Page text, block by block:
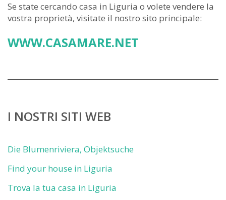
Se state cercando casa in Liguria o volete vendere la
vostra proprietà, visitate il nostro sito principale:
WWW.CASAMARE.NET
I NOSTRI SITI WEB
Die Blumenriviera, Objektsuche
Find your house in Liguria
Trova la tua casa in Liguria